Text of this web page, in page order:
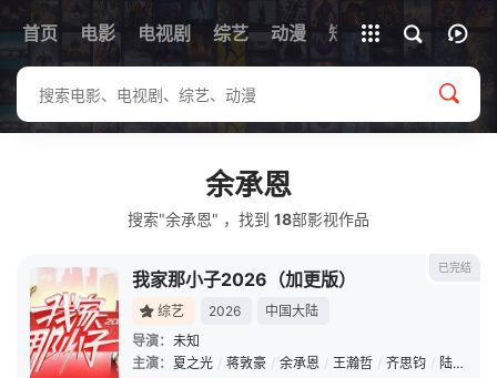
首页 电影 电视剧 综艺 动漫 短剧
全部影片
余承恩
搜索"余承恩" ，找到 18部影视作品
已完结
我家那小子2026（加更版）
综艺 2026
中国大陆
导演： 未知
主演： 夏之光 / 蒋敦豪 / 余承恩 / 王瀚哲 / 齐思钧 / 陆虎